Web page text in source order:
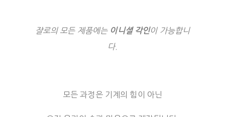
쟐로의 모든 제품에는 이니셜 각인이 가능합니
다.
모든 과정은 기계의 힘이 아닌